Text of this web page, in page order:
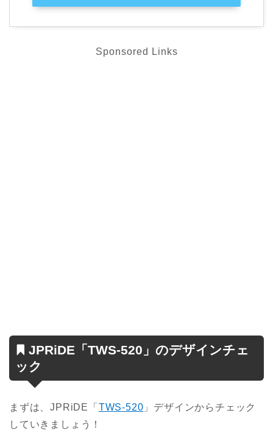
Sponsored Links
JPRiDE「TWS-520」のデザインチェ
ック
まずは、JPRiDE「 TWS-520 」デザインからチェック
していきましょう！